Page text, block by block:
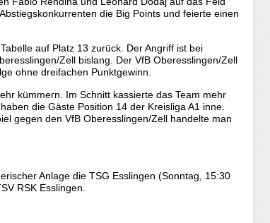
die Big Points und feierte einen
auf Platz 13 zurück. Der Angriff ist bei
Zell bislang. Der VfB Oberesslingen/Zell
ohne dreifachen Punktgewinn.
kümmern. Im Schnitt kassierte das Team mehr
die Gäste Position 14 der Kreisliga A1 inne.
gegen den VfB Oberesslingen/Zell handelte man
Anlage die TSG Esslingen (Sonntag, 15:30
RSK Esslingen.